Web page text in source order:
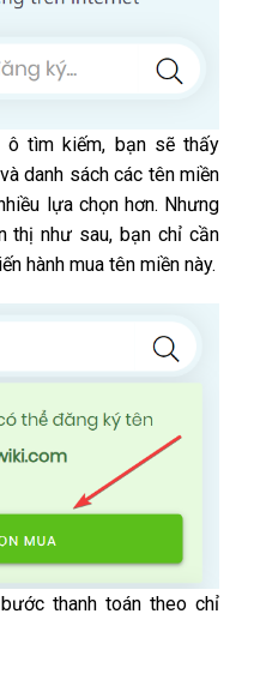
ô tìm kiếm, bạn sẽ thấy
danh sách các tên miền
lựa chọn hơn. Nhưng
thị như sau, bạn chỉ cần
hành mua tên miền này.
thanh toán theo chỉ